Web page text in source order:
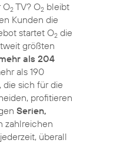
O2TV? O2bleibt
Kunden die
startet O2die
größten
als 204
als 190
sich für die
profitieren
Serien,
zahlreichen
überall